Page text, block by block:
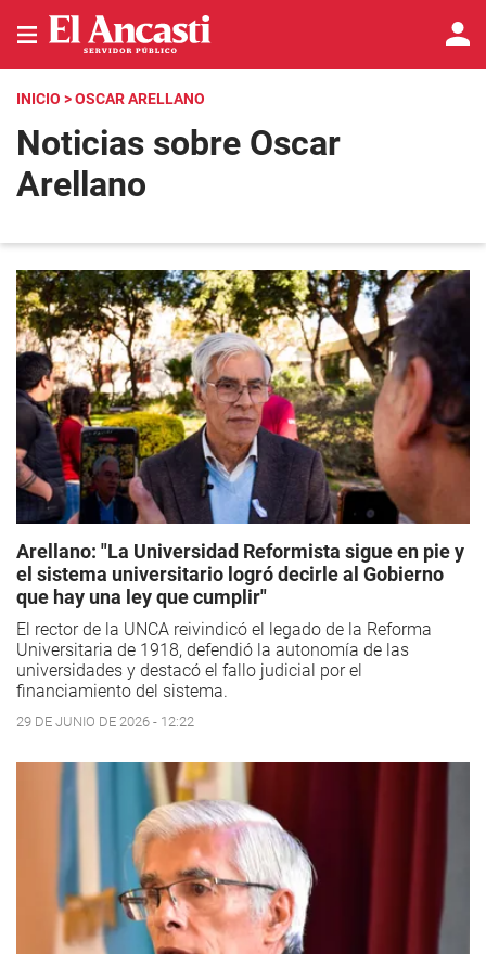
INICIO > OSCAR ARELLANO
Noticias sobre Oscar
Arellano
Arellano: "La Universidad Reformista sigue en pie y
el sistema universitario logró decirle al Gobierno
que hay una ley que cumplir"
El rector de la UNCA reivindicó el legado de la Reforma
Universitaria de 1918, defendió la autonomía de las
universidades y destacó el fallo judicial por el
financiamiento del sistema.
29 DE JUNIO DE 2026 - 12:22